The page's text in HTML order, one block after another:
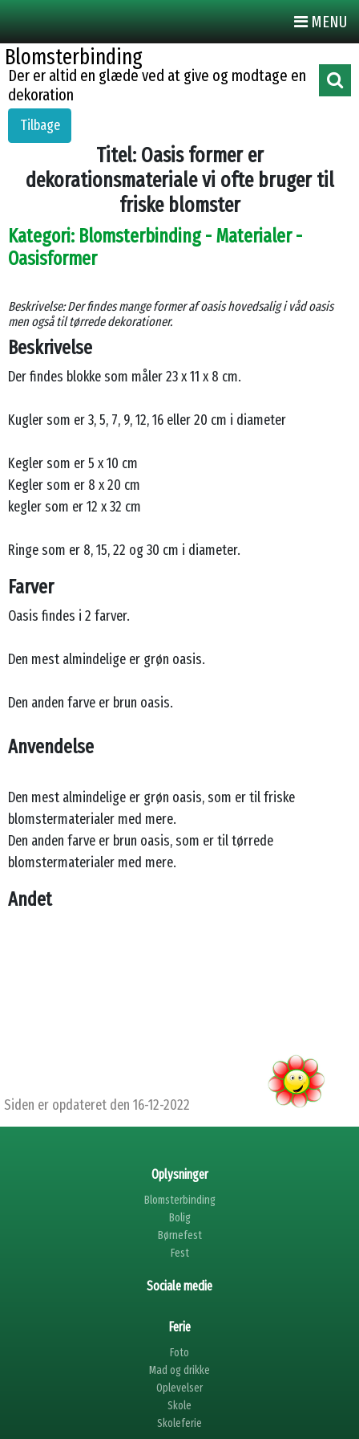
Blomsterbinding
Der er altid en glæde ved at give og modtage en
dekoration
MENU
Tilbage
Titel: Oasis former er
dekorationsmateriale vi ofte bruger til
friske blomster
Kategori: Blomsterbinding - Materialer -
Oasisformer
Beskrivelse: Der findes mange former af oasis hovedsalig i våd oasis
men også til tørrede dekorationer.
Beskrivelse
Der findes blokke som måler 23 x 11 x 8 cm.
Kugler som er 3, 5, 7, 9, 12, 16 eller 20 cm i diameter
Kegler som er 5 x 10 cm
Kegler som er 8 x 20 cm
kegler som er 12 x 32 cm
Ringe som er 8, 15, 22 og 30 cm i diameter.
Farver
Oasis findes i 2 farver.
Den mest almindelige er grøn oasis.
Den anden farve er brun oasis.
Anvendelse
Den mest almindelige er grøn oasis, som er til friske
blomstermaterialer med mere.
Den anden farve er brun oasis, som er til tørrede
blomstermaterialer med mere.
Andet
Siden er opdateret den 16-12-2022
Oplysninger
Blomsterbinding
Bolig
Børnefest
Fest
Sociale medie
Ferie
Foto
Mad og drikke
Oplevelser
Skole
Skoleferie